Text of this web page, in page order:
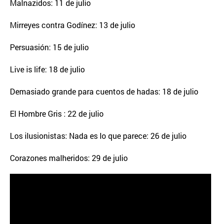
Malnazidos: 11 de julio
Mirreyes contra Godínez: 13 de julio
Persuasión: 15 de julio
Live is life: 18 de julio
Demasiado grande para cuentos de hadas: 18 de julio
El Hombre Gris : 22 de julio
Los ilusionistas: Nada es lo que parece: 26 de julio
Corazones malheridos: 29 de julio